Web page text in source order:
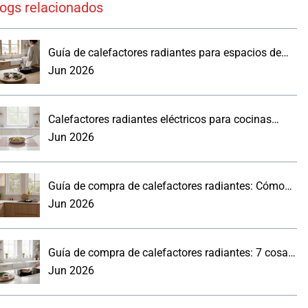
relacionados
Guía de calefactores radiantes para espacios de
trabajo reales
Jun 2026
Calefactores radiantes eléctricos para cocinas
modernas: lo que los compradores deben saber.
Jun 2026
Guía de compra de calefactores radiantes: Cómo
elegir un panel de pared para la cocina
Jun 2026
Guía de compra de calefactores radiantes: 7 cosas
prácticas que debes saber
Jun 2026